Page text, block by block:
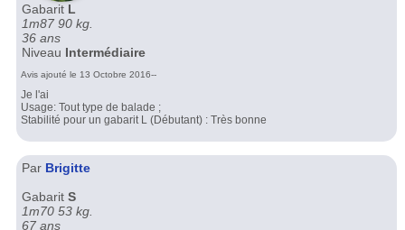
Gabarit L
1m87 90 kg.
36 ans
Niveau Intermédiaire
Avis ajouté le 13 Octobre 2016--
Je l'ai
Usage: Tout type de balade ;
Stabilité pour un gabarit L (Débutant) : Très bonne
Par Brigitte
Gabarit S
1m70 53 kg.
67 ans